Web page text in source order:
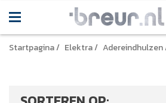
Startpagina/ Elektra/ Adereindhulzen